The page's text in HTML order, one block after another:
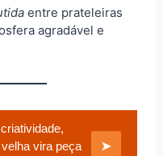
entre prateleiras
agradável e
vira peça
➤